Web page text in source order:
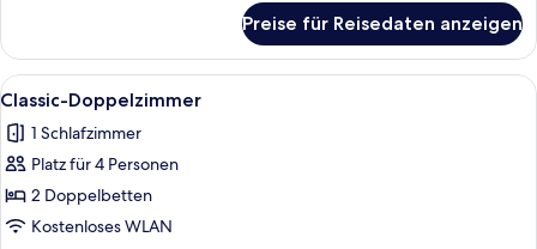
anzeigen
Einzelzimmer,
Queen-
barrierefrei
Preise für Reisedaten anzeigen
Alle
Fotos
für
Classic-
Doppelzimmer
anzeigen
Ein Hotelzimmer mit zwei Betten,
4
Classic-Doppelzimmer
1 Schlafzimmer
Platz für 4 Personen
2 Doppelbetten
Kostenloses WLAN